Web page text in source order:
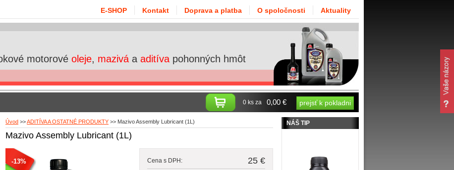
motorové oleje, mazivá a aditíva pohonných hmôt
Úvod >>ADITÍVA A OSTATNÉ PRODUKTY >> Mazivo Assembly Lubricant (1L)
Mazivo Assembly Lubricant (1L)
-13% Cena s DPH: 25 €
NÁŠ TIP
E-SHOP Kontakt Doprava a platba O spoločnosti Aktuality
0 ks za 0,00 € prejsť k pokladni